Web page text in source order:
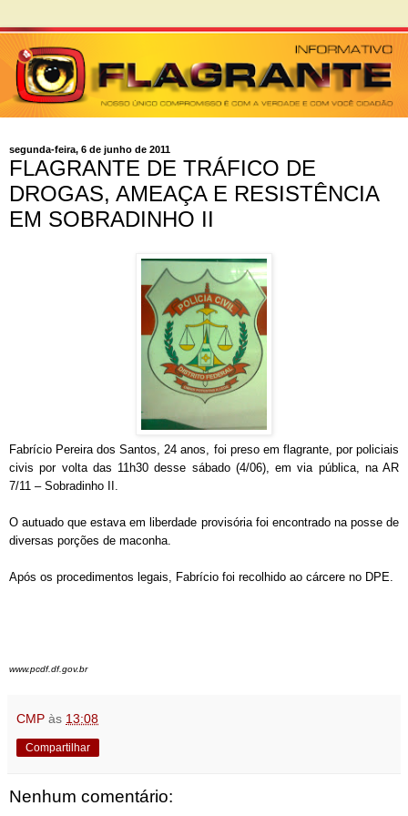
segunda-feira, 6 de junho de 2011
FLAGRANTE DE TRÁFICO DE
DROGAS, AMEAÇA E RESISTÊNCIA
EM SOBRADINHO II
Fabrício Pereira dos Santos, 24 anos, foi preso em flagrante, por policiais
civis por volta das 11h30 desse sábado (4/06), em via pública, na AR
7/11 – Sobradinho II.
O autuado que estava em liberdade provisória foi encontrado na posse de
diversas porções de maconha.
Após os procedimentos legais, Fabrício foi recolhido ao cárcere no DPE.
www.pcdf.df.gov.br
CMP às 13:08
Compartilhar
Nenhum comentário: